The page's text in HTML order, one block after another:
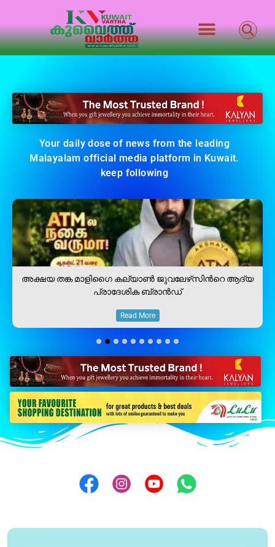
Your daily dose of news from the leading
Malayalam official media platform in Kuwait.
keep following
അക്ഷയ തങ്ക മാളിഗൈ കല്യാണ്‍ ജുവലേഴ്‌സിന്‍റെ ആദ്യ
പ്രാദേശിക ബ്രാന്‍ഡ്
Read More